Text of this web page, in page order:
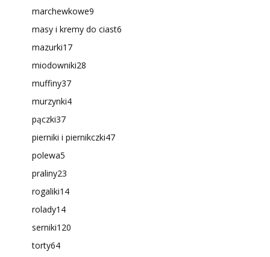
marchewkowe9
masy i kremy do ciast6
mazurki17
miodowniki28
muffiny37
murzynki4
pączki37
pierniki i piernikczki47
polewa5
praliny23
rogaliki14
rolady14
serniki120
torty64